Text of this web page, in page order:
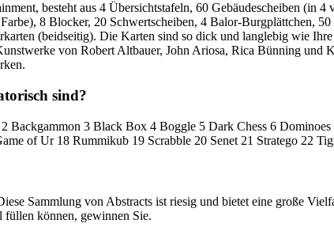
besteht aus 4 Übersichtstafeln, 60 Gebäudescheiben (in 4
8 Blocker, 20 Schwertscheiben, 4 Balor-Burgplättchen,
(beidseitig). Die Karten sind so dick und langlebig wie
von Robert Altbauer, John Ariosa, Rica Bünning und
sind?
Backgammon 3 Black Box 4 Boggle 5 Dark Chess 6
of Ur 18 Rummikub 19 Scrabble 20 Senet 21 Stratego 22
Sammlung von Abstracts ist riesig und bietet eine große
füllen können, gewinnen Sie.